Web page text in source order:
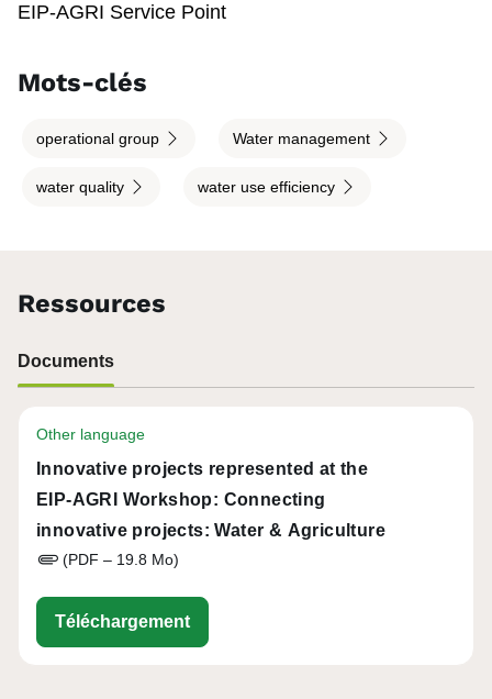
EIP-AGRI Service Point
Mots-clés
operational group Water management
water quality water use efficiency
Ressources
Documents
Other language
Innovative projects represented at the
EIP-AGRI Workshop: Connecting
innovative projects: Water & Agriculture
(PDF – 19.8 Mo)
Téléchargement20180530_eip-